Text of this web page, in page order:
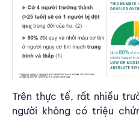
Trên thực tế, rất nhiều
người không có triệu